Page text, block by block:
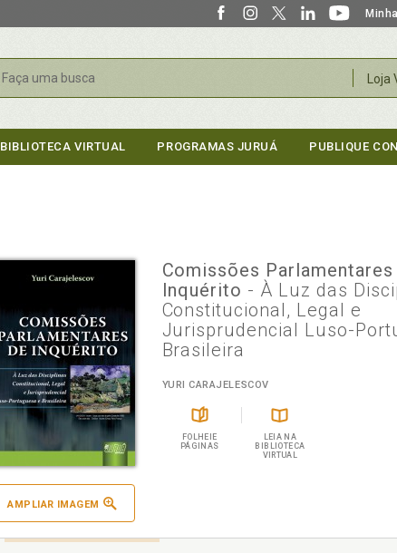
Loja
Buscar
BIBLIOTECA VIRTUAL PROGRAMAS JURUÁ PUBLIQUE
AMPLIAR IMAGEM
Comissões Parlamentares
Inquérito - À Luz das
Constitucional, Legal e
Jurisprudencial Luso-
Brasileira
YURI CARAJELESCOV
FOLHEIE
PÁGINAS
LEIA NA
BIBLIOTECA
VIRTUAL